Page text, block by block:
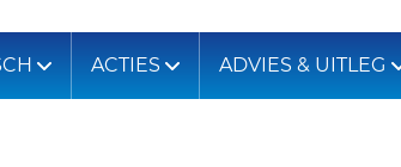
ACTIES ADVIES & UITLEG